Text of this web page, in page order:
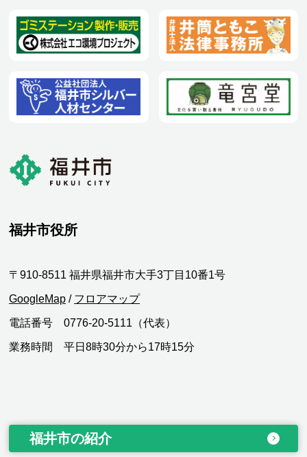
福井市役所
〒910-8511 福井県福井市大手3丁目10番1号
GoogleMap / フロアマップ
電話番号 0776-20-5111（代表）
業務時間 平日8時30分から17時15分
福井市の紹介